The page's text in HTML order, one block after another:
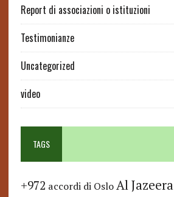
Report di associazioni o istituzioni
Testimonianze
Uncategorized
video
TAGS
+972 accordi di Oslo Al Jazeera